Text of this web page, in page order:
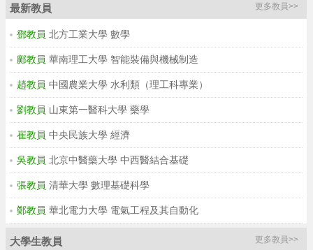
更多教員>>
最新教員
鄧教員 北方工業大學 數學
鄺教員 華南理工大學 智能裝備與機械制造
趙教員 中國農業大學 水利類（理工科專業）
劉教員 山東第一醫科大學 藥學
崔教員 中央民族大學 經濟
吳教員 北京中醫藥大學 中西醫結合基礎
張教員 清華大學 數理基礎科學
鄭教員 華北電力大學 電氣工程及其自動化
更多教員>>
大學生教員